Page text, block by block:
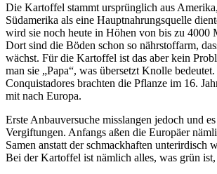
Die Kartoffel stammt ursprünglich aus
Südamerika als eine Hauptnahrungsquelle
wird sie noch heute in Höhen von bis zu 4000
Dort sind die Böden schon so nährstoffarm,
wächst. Für die Kartoffel ist das aber kein
man sie „Papa“, was übersetzt Knolle
Conquistadores brachten die Pflanze im 16.
mit nach Europa.
Erste Anbauversuche misslangen jedoch und
Vergiftungen. Anfangs aßen die Europäer
Samen anstatt der schmackhaften unterirdisch
Bei der Kartoffel ist nämlich alles, was grün